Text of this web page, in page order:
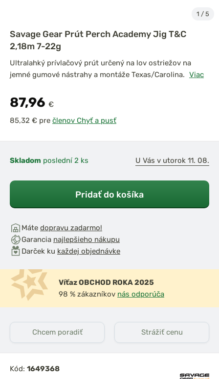
1 / 5
Savage Gear Prút Perch Academy Jig T&C
2,18m 7-22g
Ultralahký prívlačový prút určený na lov ostriežov na
jemné gumové nástrahy a montáže Texas/Carolina. Viac
87,96 €
pre členov Chyť a pusť
Skladom poslední 2 ks U Vás v utorok 11. 08.
Pridať do košíka
Máte dopravu zadarmo!
Garancia najlepšieho nákupu
Darček ku každej objednávke
Víťaz OBCHOD ROKA 2025
98 % zákazníkov nás odporúča
Chcem poradiť Strážiť cenu
Kód: 1649368